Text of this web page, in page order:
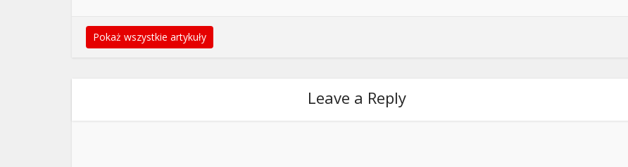
Pokaż wszystkie artykuły
Leave a Reply